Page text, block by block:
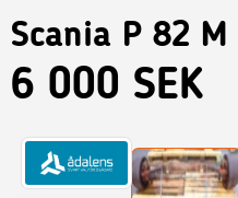
Scania P 82 M
6 000 SEK